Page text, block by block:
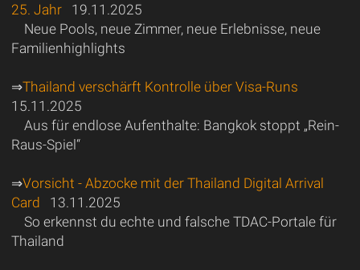
25. Jahr19.11.2025
Neue Pools, neue Zimmer, neue Erlebnisse, neue
Familienhighlights
⇒Thailand verschärft Kontrolle über Visa-Runs
15.11.2025
Aus für endlose Aufenthalte: Bangkok stoppt „Rein-
Raus-Spiel“
⇒Vorsicht - Abzocke mit der Thailand Digital Arrival
Card 13.11.2025
So erkennst du echte und falsche TDAC-Portale für
Thailand